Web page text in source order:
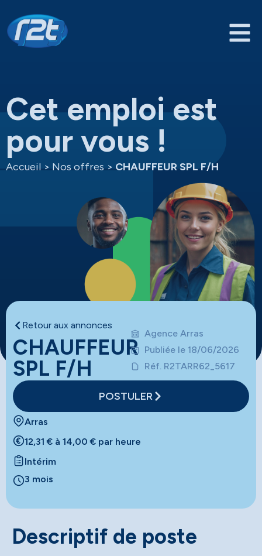
Cet emploi est
pour vous !
Accueil > Nos offres > CHAUFFEUR SPL F/H
Retour aux annonces
CHAUFFEUR
SPL F/H
Agence Arras
Publiée le 18/06/2026
Réf. R2TARR62_5617
POSTULER
Arras
12,31 € à 14,00 € par heure
Intérim
3 mois
Descriptif de poste